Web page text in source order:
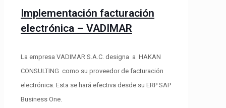
Implementación facturación
electrónica – VADIMAR
La empresa VADIMAR S.A.C. designa a HAKAN
CONSULTING como su proveedor de facturación
electrónica. Esta se hará efectiva desde su ERP SAP
Business One.